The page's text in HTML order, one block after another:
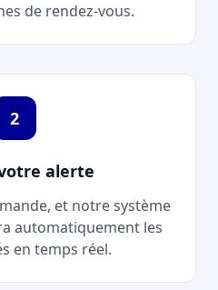
de rendez-vous.
2
alerte
et notre système
automatiquement les
en temps réel.